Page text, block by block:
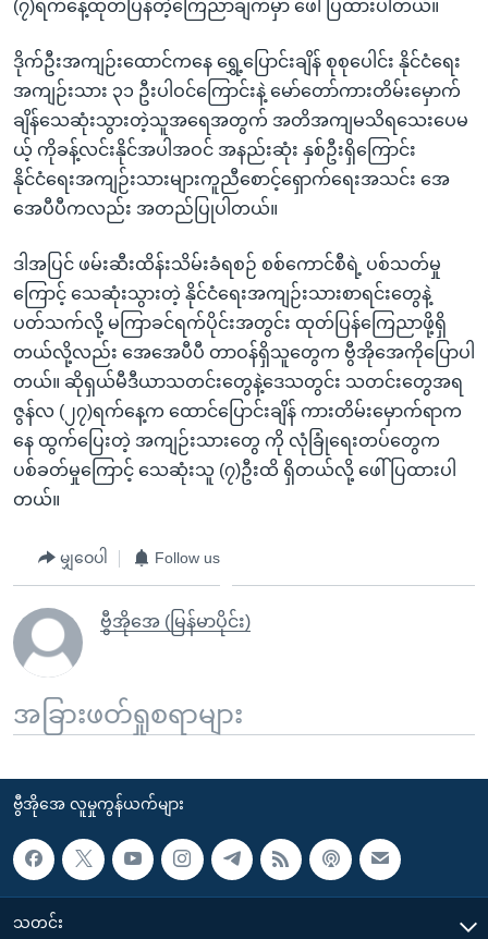
(၇)ရက်နေ့ထုတ်ပြန်တဲ့ကြေညာချက်မှာ ဖေါ်ပြထားပါတယ်။
ဒိုက်ဦးအကျဉ်းထောင်ကနေ ရွှေ့ပြောင်းချိန် စုစုပေါင်း နိုင်ငံရေး
အကျဉ်းသား ၃၁ ဦးပါဝင်ကြောင်းနဲ့ မော်တော်ကားတိမ်းမှောက်
ချိန်သေဆုံးသွားတဲ့သူအရေအတွက် အတိအကျမသိရသေးပေမ
ယ့် ကိုခန့်လင်းနိုင်အပါအဝင် အနည်းဆုံး နှစ်ဦးရှိကြောင်း
နိုင်ငံရေးအကျဉ်းသားများကူညီစောင့်ရှောက်ရေးအသင်း အေ
အေပီပီကလည်း အတည်ပြုပါတယ်။
ဒါအပြင် ဖမ်းဆီးထိန်းသိမ်းခံရစဉ် စစ်ကောင်စီရဲ့ ပစ်သတ်မှု
ကြောင့် သေဆုံးသွားတဲ့ နိုင်ငံရေးအကျဉ်းသားစာရင်းတွေနဲ့
ပတ်သက်လို့ မကြာခင်ရက်ပိုင်းအတွင်း ထုတ်ပြန်ကြေညာဖို့ရှိ
တယ်လို့လည်း အေအေပီပီ တာဝန်ရှိသူတွေက ဗွီအိုအေကိုပြောပါ
တယ်။ ဆိုရှယ်မီဒီယာသတင်းတွေနဲ့ဒေသတွင်း သတင်းတွေအရ
ဇွန်လ (၂၇)ရက်နေ့က ထောင်ပြောင်းချိန် ကားတိမ်းမှောက်ရာက
နေ ထွက်ပြေးတဲ့ အကျဉ်းသားတွေ ကို လုံခြုံရေးတပ်တွေက
ပစ်ခတ်မှုကြောင့် သေဆုံးသူ (၇)ဦးထိ ရှိတယ်လို့ ဖေါ်ပြထားပါ
တယ်။
မျှဝေပါ Follow us
ဗွီအိုအေ (မြန်မာပိုင်း)
အခြားဖတ်ရှုစရာများ
ဗွီအိုအေ လူမှုကွန်ယက်များ
သတင်း